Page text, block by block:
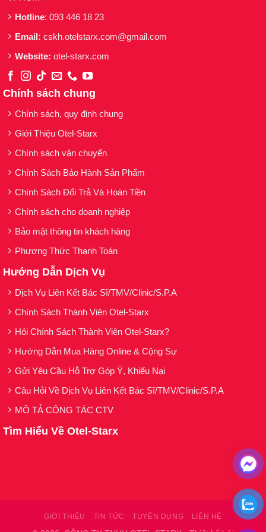
Hotline: 093 446 18 23
Email: cskh.otelstarx.com@gmail.com
Website: otel-starx.com
Chính sách chung
Chính sách, quy định chung
Giới Thiệu Otel-Starx
Chính sách vận chuyển
Chính Sách Bảo Hành Sản Phẩm
Chính Sách Đổi Trả Và Hoàn Tiền
Chính sách cho doanh nghiệp
Bảo mật thông tin khách hàng
Phương Thức Thanh Toán
Hướng Dẫn Dịch Vụ
Dịch Vụ Liên Kết Bác Sĩ/TMV/Clinic/S.P.A
Chính Sách Thành Viên Otel-Starx
Hỏi Chính Sách Thành Viên Otel-Starx?
Hướng Dẫn Mua Hàng Online & Cộng Sự
Gửi Yêu Cầu Hỗ Trợ Góp Ý, Khiếu Nại
Câu Hỏi Về Dịch Vụ Liên Kết Bác Sĩ/TMV/Clinic/S.P.A
MÔ TẢ CÔNG TÁC CTV
Tìm Hiểu Về Otel-Starx
GIỚI THIỆU TIN TỨC TUYỂN DỤNG LIÊN HỆ